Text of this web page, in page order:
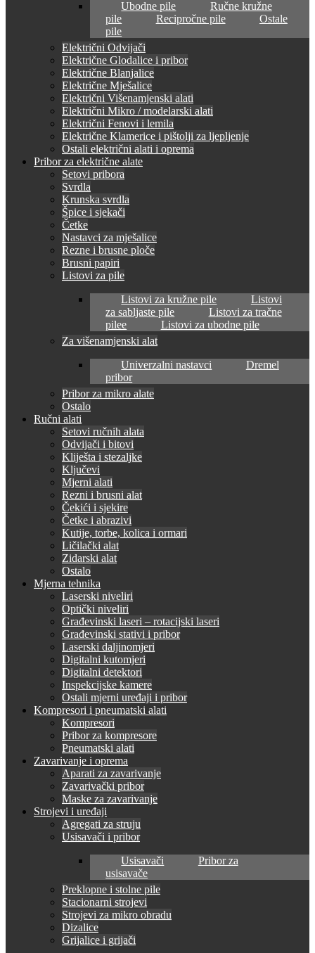
Ubodne pile
Ručne kružne
pile
Recipročne pile
Ostale
pile
Električni Odvijači
Električne Glodalice i pribor
Električne Blanjalice
Električne Mješalice
Električni Višenamjenski alati
Električni Mikro / modelarski alati
Električni Fenovi i lemila
Električne Klamerice i pištolji za ljepljenje
Ostali električni alati i oprema
Pribor za električne alate
Setovi pribora
Svrdla
Krunska svrdla
Špice i sjekači
Četke
Nastavci za mješalice
Rezne i brusne ploče
Brusni papiri
Listovi za pile
Listovi za kružne pile
Listovi
za sabljaste pile
Listovi za tračne
pilee
Listovi za ubodne pile
Za višenamjenski alat
Univerzalni nastavci
Dremel
pribor
Pribor za mikro alate
Ostalo
Ručni alati
Setovi ručnih alata
Odvijači i bitovi
Kliješta i stezaljke
Ključevi
Mjerni alati
Rezni i brusni alat
Čekići i sjekire
Četke i abrazivi
Kutije, torbe, kolica i ormari
Ličilački alat
Zidarski alat
Ostalo
Mjerna tehnika
Laserski niveliri
Optički niveliri
Građevinski laseri – rotacijski laseri
Građevinski stativi i pribor
Laserski daljinomjeri
Digitalni kutomjeri
Digitalni detektori
Inspekcijske kamere
Ostali mjerni uređaji i pribor
Kompresori i pneumatski alati
Kompresori
Pribor za kompresore
Pneumatski alati
Zavarivanje i oprema
Aparati za zavarivanje
Zavarivački pribor
Maske za zavarivanje
Strojevi i uređaji
Agregati za struju
Usisavači i pribor
Usisavači
Pribor za
usisavače
Preklopne i stolne pile
Stacionarni strojevi
Strojevi za mikro obradu
Dizalice
Grijalice i grijači